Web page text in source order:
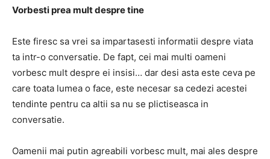
Vorbesti prea mult despre tine
Este firesc sa vrei sa impartasesti informatii despre viata
ta intr-o conversatie. De fapt, cei mai multi oameni
vorbesc mult despre ei insisi… dar desi asta este ceva pe
care toata lumea o face, este necesar sa cedezi acestei
tendinte pentru ca altii sa nu se plictiseasca in
conversatie.
Oamenii mai putin agreabili vorbesc mult, mai ales despre